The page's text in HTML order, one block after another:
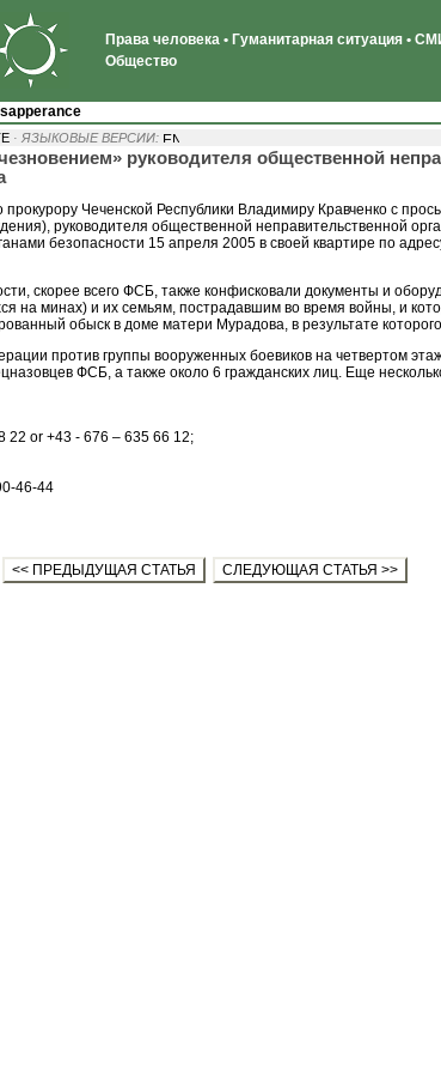
Права человека • Гуманитарная ситуация •
Общество
· ЯЗЫКОВЫЕ ВЕРСИИ:
руководителя общественной
Чеченской Республики Владимиру Кравченко с
руководителя общественной неправительственной
безопасности 15 апреля 2005 в своей квартире по
скорее всего ФСБ, также конфисковали документы и
на минах) и их семьям, пострадавшим во время войны, и
обыск в доме матери Мурадова, в результате
против группы вооруженных боевиков на четвертом
ФСБ, а также около 6 гражданских лиц. Еще
22 or +43 - 676 – 635 66 12;
46-44
<< ПРЕДЫДУЩАЯ СТАТЬЯ СЛЕДУЮЩАЯ СТАТЬЯ >>